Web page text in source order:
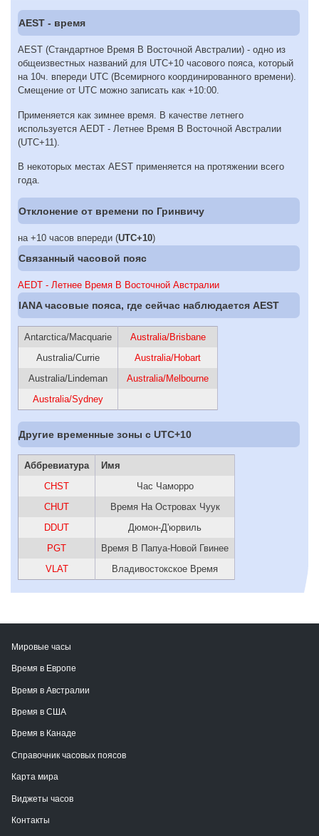
AEST - время
AEST (Стандартное Время В Восточной Австралии) - одно из
общеизвестных названий для UTC+10 часового пояса, который
на 10ч. впереди UTC (Всемирного координированного времени).
Смещение от UTC можно записать как +10:00.
Применяется как зимнее время. В качестве летнего
используется AEDT - Летнее Время В Восточной Австралии
(UTC+11).
В некоторых местах AEST применяется на протяжении всего
года.
Отклонение от времени по Гринвичу
на +10 часов впереди (UTC+10)
Связанный часовой пояс
AEDT - Летнее Время В Восточной Австралии
IANA часовые пояса, где сейчас наблюдается AEST
Antarctica/Macquarie
Australia/Brisbane
Australia/Currie
Australia/Hobart
Australia/Lindeman
Australia/Melbourne
Australia/Sydney
Другие временные зоны c UTC+10
Аббревиатура
Имя
CHST
Час Чаморро
CHUT
Время На Островах Чуук
DDUT
Дюмон-Д'юрвиль
PGT
Время В Папуа-Новой Гвинее
VLAT
Владивостокское Время
Мировые часы
Время в Европе
Время в Австралии
Время в США
Время в Канаде
Справочник часовых поясов
Карта мира
Виджеты часов
Контакты